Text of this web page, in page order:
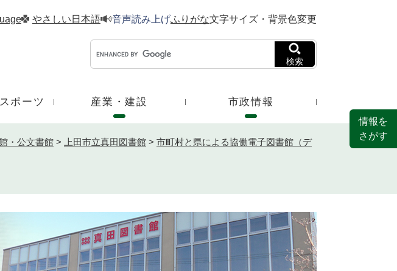
やさしい日本語 音声読み上げふりがな文字サイズ・背景色変更
検索
ポーツ 産業・建設 市政情報
・公文書館 > 上田市立真田図書館 > 市町村と県による協働電子図書館（デ
情報を
さがす